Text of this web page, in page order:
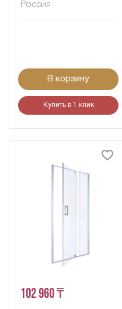
Россия
В корзину
Купить в 1 клик
102 960 ₸